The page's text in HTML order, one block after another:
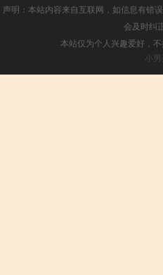
声明：本站内容来自互联网，如信息有错
会及时纠
本站仅为个人兴趣爱好，
小男